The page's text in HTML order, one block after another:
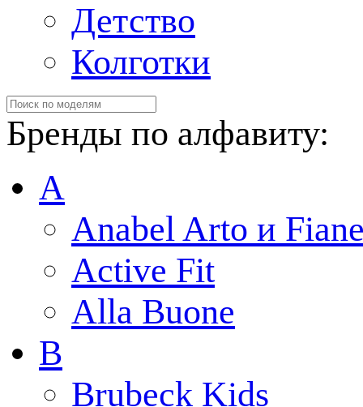
Детство
Колготки
Бренды по алфавиту:
A
Anabel Arto и
Active Fit
Alla Buone
B
Brubeck Kids